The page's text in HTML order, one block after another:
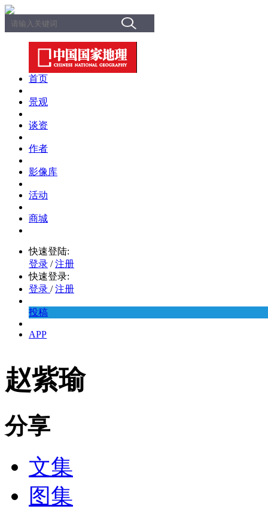
首页
景观
谈资
作者
影像库
活动
商城
快速登陆:
登录 / 注册
快速登录:
登录 / 注册
投稿
APP
赵紫瑜
分享
文集
图集